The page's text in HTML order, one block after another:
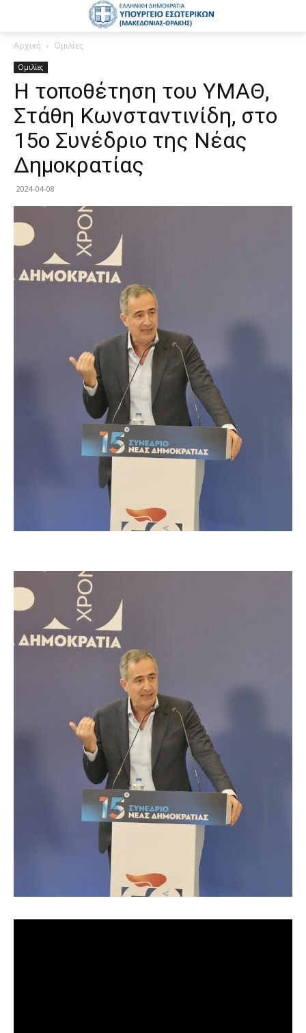
Αρχική Ομιλίες
Ομιλίες
Η τοποθέτηση του ΥΜΑΘ,
Στάθη Κωνσταντινίδη, στο
15ο Συνέδριο της Νέας
Δημοκρατίας
2024-04-08